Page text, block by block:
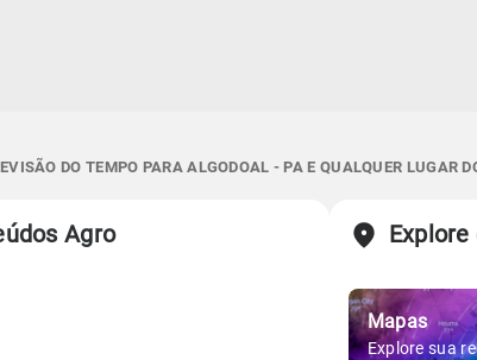
DO TEMPO PARA ALGODOAL - PA E QUALQUER LUGAR
Agro
Mapas
Explore sua